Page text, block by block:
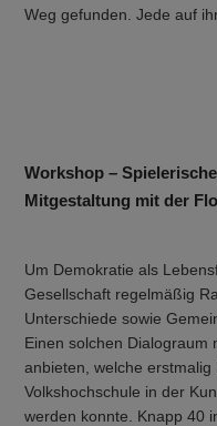
Weg gefunden. Jede auf
Workshop –
Mitgestaltung mit der
Um Demokratie als
Gesellschaft regelmäßig
Unterschiede sowie
Einen solchen Dialograum
anbieten, welche
Volkshochschule in der
werden konnte. Knapp 40